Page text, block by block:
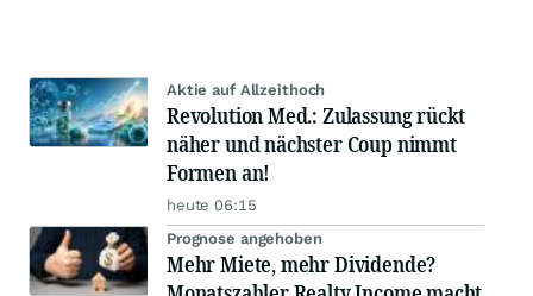
Aktie auf Allzeithoch
Revolution Med.: Zulassung rückt
näher und nächster Coup nimmt
Formen an!
heute 06:15
Prognose angehoben
Mehr Miete, mehr Dividende?